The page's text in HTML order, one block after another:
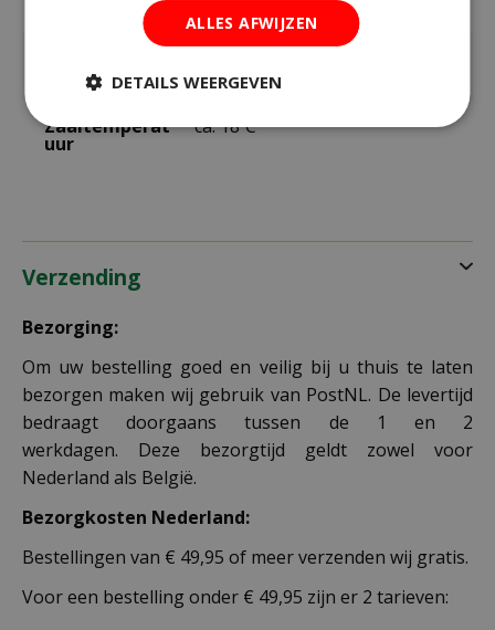
dagen
Zaaitemperat
uur
ca. 18ºC
Verzending
Bezorging:
Om uw bestelling goed en veilig bij u thuis te laten
bezorgen maken wij gebruik van PostNL. De levertijd
bedraagt doorgaans tussen de 1 en 2
werkdagen. Deze bezorgtijd geldt zowel voor
Nederland als België.
Bezorgkosten Nederland:
Bestellingen van € 49,95 of meer verzenden wij gratis.
Voor een bestelling onder € 49,95 zijn er 2 tarieven:
ALLES AFWIJZEN
DETAILS WEERGEVEN